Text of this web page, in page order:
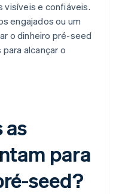
visíveis e confiáveis.
engajados ou um
o dinheiro pré-seed
alcançar o
as
para
seed?